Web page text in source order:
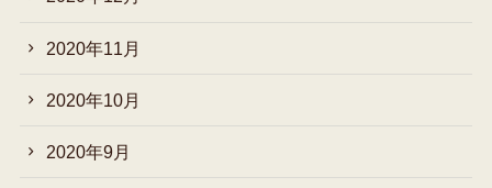
2020年11月
2020年10月
2020年9月